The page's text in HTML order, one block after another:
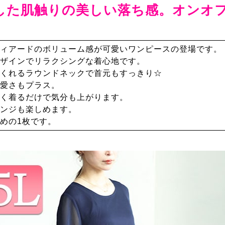
た肌触りの美しい落ち感。オンオ
アードのボリューム感が可愛いワンピースの登場です。
インでリラクシングな着心地です。
れるラウンドネックで首元もすっきり☆
さもプラス。
着るだけで気分も上がります。
ジも楽しめます。
の1枚です。